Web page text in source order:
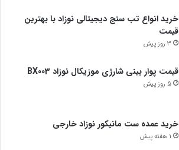
خرید انواع تب سنج دیجیتالی نوزاد با بهترین
قیمت
3 روز پیش
قیمت پوار بینی شارژی موزیکال نوزاد BX003
5 روز پیش
خرید عمده ست مانیکور نوزاد خارجی
1 هفته پیش